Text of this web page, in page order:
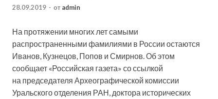
28.09.2019 - от admin
На протяжении многих лет самыми
распространенными фамилиями в России остаются
Иванов, Кузнецов, Попов и Смирнов. Об этом
сообщает «Российская газета» со ссылкой
на председателя Археографической комиссии
Уральского отделения РАН, доктора исторических